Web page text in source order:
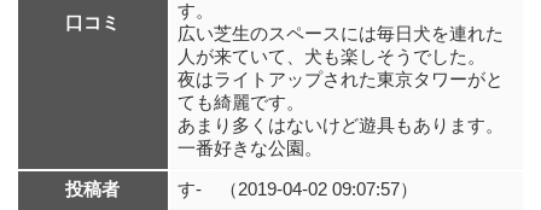
口コミ
す。
広い芝生のスペースには毎日犬を連れた
人が来ていて、犬も楽しそうでした。
夜はライトアップされた東京タワーがと
ても綺麗です。
あまり多くはないけど遊具もあります。
一番好きな公園。
投稿者
す- （2019-04-02 09:07:57）